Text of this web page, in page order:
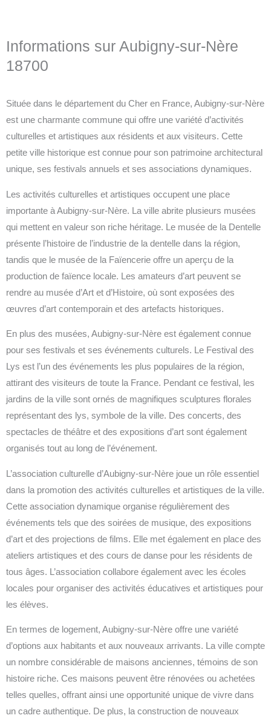
Informations sur Aubigny-sur-Nère
18700
Située dans le département du Cher en France, Aubigny-sur-Nère
est une charmante commune qui offre une variété d’activités
culturelles et artistiques aux résidents et aux visiteurs. Cette
petite ville historique est connue pour son patrimoine architectural
unique, ses festivals annuels et ses associations dynamiques.
Les activités culturelles et artistiques occupent une place
importante à Aubigny-sur-Nère. La ville abrite plusieurs musées
qui mettent en valeur son riche héritage. Le musée de la Dentelle
présente l’histoire de l’industrie de la dentelle dans la région,
tandis que le musée de la Faïencerie offre un aperçu de la
production de faïence locale. Les amateurs d’art peuvent se
rendre au musée d’Art et d’Histoire, où sont exposées des
œuvres d’art contemporain et des artefacts historiques.
En plus des musées, Aubigny-sur-Nère est également connue
pour ses festivals et ses événements culturels. Le Festival des
Lys est l’un des événements les plus populaires de la région,
attirant des visiteurs de toute la France. Pendant ce festival, les
jardins de la ville sont ornés de magnifiques sculptures florales
représentant des lys, symbole de la ville. Des concerts, des
spectacles de théâtre et des expositions d’art sont également
organisés tout au long de l’événement.
L’association culturelle d’Aubigny-sur-Nère joue un rôle essentiel
dans la promotion des activités culturelles et artistiques de la ville.
Cette association dynamique organise régulièrement des
événements tels que des soirées de musique, des expositions
d’art et des projections de films. Elle met également en place des
ateliers artistiques et des cours de danse pour les résidents de
tous âges. L’association collabore également avec les écoles
locales pour organiser des activités éducatives et artistiques pour
les élèves.
En termes de logement, Aubigny-sur-Nère offre une variété
d’options aux habitants et aux nouveaux arrivants. La ville compte
un nombre considérable de maisons anciennes, témoins de son
histoire riche. Ces maisons peuvent être rénovées ou achetées
telles quelles, offrant ainsi une opportunité unique de vivre dans
un cadre authentique. De plus, la construction de nouveaux